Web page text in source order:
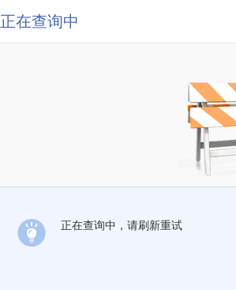
正在查询中
正在查询中，请刷新重试